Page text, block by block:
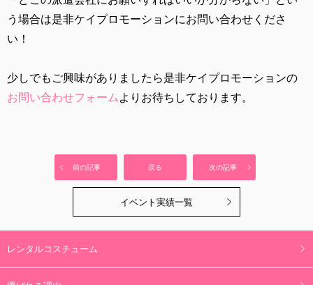
う場合は是非ケイプロモーションにお問い合わせくださ
い！
少しでもご興味がありましたら是非ケイプロモーションの
お問い合わせフォームよりお待ちしております。
前の記事 戻る 次の記事
イベント実績一覧
レンタルコスチューム